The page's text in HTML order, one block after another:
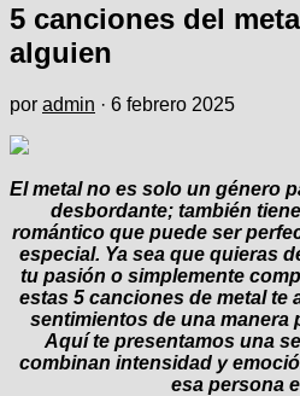
5 canciones del
alguien
por admin · 6 febrero 2025
El metal no es solo un género
desbordante; también
romántico que puede ser
especial. Ya sea que quieras
tu pasión o simplemente
estas 5 canciones de metal te
sentimientos de una manera
Aquí te presentamos una
combinan intensidad y
esa persona